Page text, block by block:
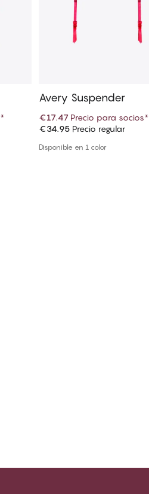
*
Añadir a la cesta
Avery Suspender
€17.47 Precio para socios*
€34.95 Precio regular
Disponible en 1 color